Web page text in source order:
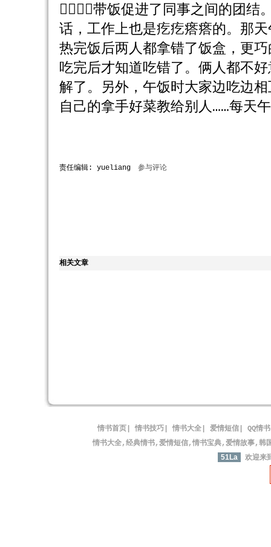
６．带饭促进了同事之间的团
话，工作上也是疙疙瘩瘩的。那
热完饭后两人都拿错了饭盒，更
吃完后才知道吃错了。俩人都不
解了。另外，午饭时大家边吃边
自己的拿手好菜教给别人……每天
责任编辑: yueliang 参与评论
相关文章
情书首页 情书技巧 情书大全 爱情短信 QQ情书
情书大全,经典情书,爱情短信,情书宝典,爱情故事,韩
51La
欢迎来